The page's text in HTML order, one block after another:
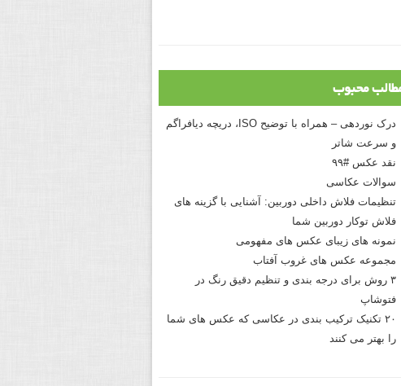
محبوب
درک نوردهی – همراه با توضیح ISO، دریچه دیافراگم
و سرعت شاتر
نقد عکس #۹۹
سوالات عکاسی
تنظیمات فلاش داخلی دوربین: آشنایی با گزینه های
فلاش توکار دوربین شما
نمونه های زیبای عکس های مفهومی
مجموعه عکس های غروب آفتاب
۳ روش برای درجه بندی و تنظیم دقیق رنگ در
فتوشاپ
۲۰ تکنیک ترکیب بندی در عکاسی که عکس های شما
را بهتر می کنند